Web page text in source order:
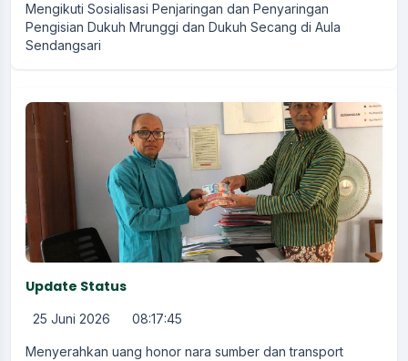
Mengikuti Sosialisasi Penjaringan dan Penyaringan
Pengisian Dukuh Mrunggi dan Dukuh Secang di Aula
Sendangsari
Update Status
25 Juni 2026 08:17:45
Menyerahkan uang honor nara sumber dan transport